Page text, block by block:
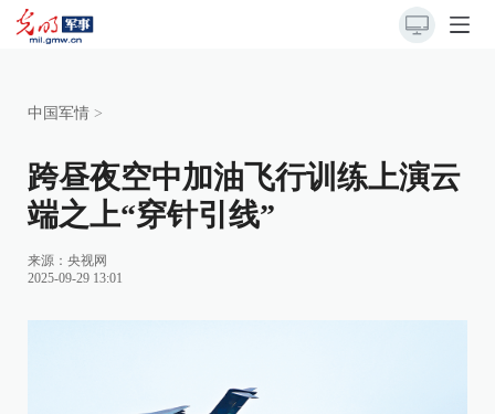
中国军情 >
跨昼夜空中加油飞行训练上演云
端之上“穿针引线”
来源： 央视网
2025-09-29 13:01